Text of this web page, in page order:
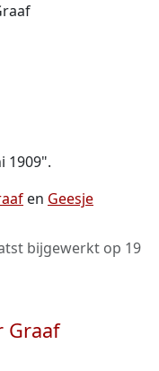
1909".
en Geesje
bijgewerkt op 19
Graaf